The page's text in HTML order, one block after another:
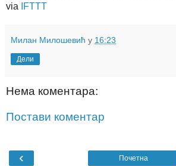
via
IFTTT
Милан Милошевић у 16:23
Дели
Нема коментара:
Постави коментар
‹ Почетна